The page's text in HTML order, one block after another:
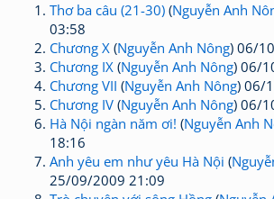
Thơ ba câu (21-30) (Nguyễn Anh
03:58
Chương X (Nguyễn Anh Nông) 06/
Chương IX (Nguyễn Anh Nông) 06/
Chương VII (Nguyễn Anh Nông) 06/
Chương IV (Nguyễn Anh Nông) 06/
Hà Nội ngàn năm ơi! (Nguyễn Anh
18:16
Anh yêu em như yêu Hà Nội (
25/09/2009 21:09